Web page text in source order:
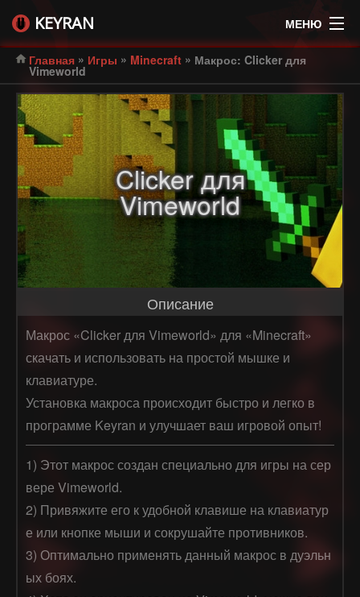
KEYRAN МЕНЮ
Главная » Игры » Minecraft » Макрос: Clicker для
Vimeworld
Clicker для
Vimeworld
Описание
Макрос «Clicker для Vimeworld» для «Minecraft»
скачать и использовать на простой мышке и
клавиатуре.
Установка макроса происходит быстро и легко в
программе Keyran и улучшает ваш игровой опыт!
1) Этот макрос создан специально для игры на сер
вере Vimeworld.
2) Привяжите его к удобной клавише на клавиатур
е или кнопке мыши и сокрушайте противников.
3) Оптимально применять данный макрос в дуэльн
ых боях.